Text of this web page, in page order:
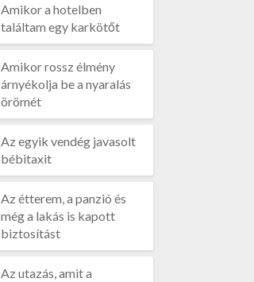
Amikor a hotelben
találtam egy karkötőt
Amikor rossz élmény
árnyékolja be a nyaralás
örömét
Az egyik vendég javasolt
bébitaxit
Az étterem, a panzió és
még a lakás is kapott
biztosítást
Az utazás, amit a